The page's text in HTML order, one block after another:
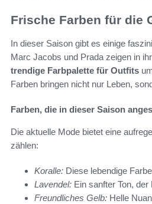
Frische Farben für die
In dieser Saison gibt es einige
Marc Jacobs und Prada zeigen in
trendige Farbpalette für Outfits
Farben bringen nicht nur Leben,
Farben, die in dieser Saison
Die aktuelle Mode bietet eine
zählen:
Koralle: Diese lebendige
Lavendel: Ein sanfter Ton,
Freundliches Gelb: Helle